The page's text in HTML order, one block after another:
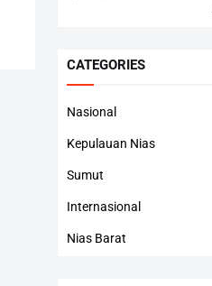
CATEGORIES
Nasional
Kepulauan Nias
Sumut
Internasional
Nias Barat